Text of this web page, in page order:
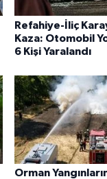
Refahiye-İliç
Kaza: Otomobil
6 Kişi Yaralandı
Orman